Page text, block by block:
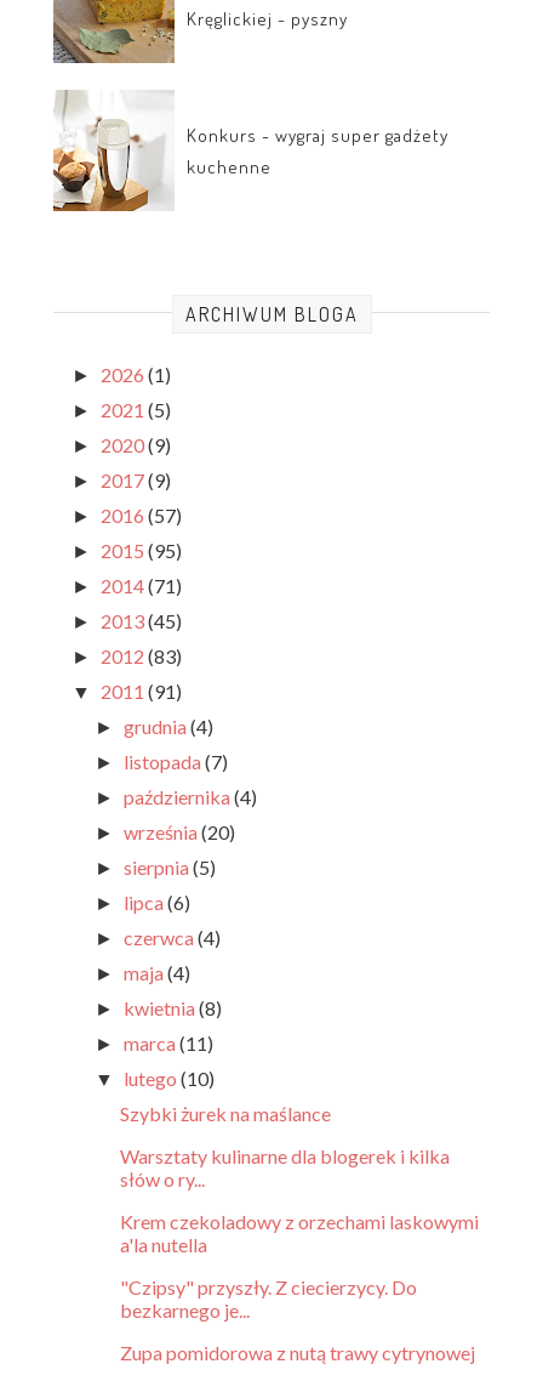
Kręglickiej - pyszny
Konkurs - wygraj super gadżety
kuchenne
ARCHIWUM BLOGA
► 2026 (1)
► 2021 (5)
► 2020(9)
► 2017(9)
► 2016 (57)
► 2015 (95)
► 2014(71)
► 2013(45)
► 2012 (83)
▼ 2011 (91)
►grudnia(4)
► listopada(7)
►października(4)
►września(20)
►sierpnia(5)
► lipca(6)
►czerwca(4)
►maja(4)
► kwietnia(8)
►marca(11)
▼ lutego(10)
Szybki żurek na maślance
Warsztaty kulinarne dla blogerek i kilka
słów o ry...
Krem czekoladowy z orzechami laskowymi
a'la nutella
"Czipsy" przyszły. Z ciecierzycy. Do
bezkarnego je...
Zupa pomidorowa z nutą trawy cytrynowej